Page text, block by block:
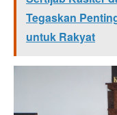
Tegaskan
untuk Rakyat